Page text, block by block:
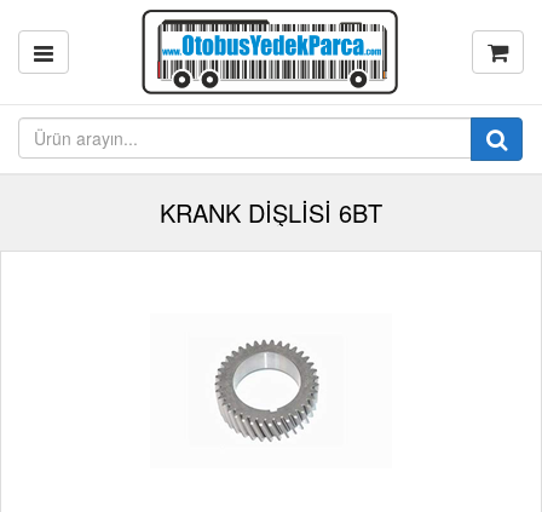
KRANK DİŞLİSİ 6BT